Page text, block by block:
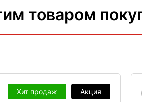
товаром
Хит продаж Акция